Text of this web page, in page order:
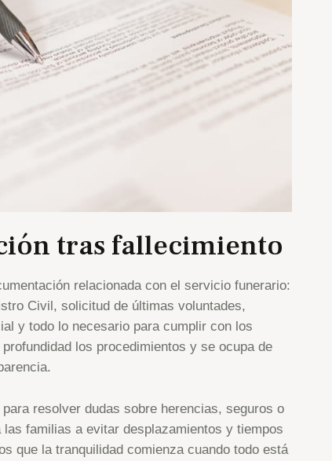
tras fallecimiento
relacionada con el servicio funerario:
Civil, solicitud de últimas voluntades,
y todo lo necesario para cumplir con los
los procedimientos y se ocupa de
resolver dudas sobre herencias, seguros o
familias a evitar desplazamientos y tiempos
que la tranquilidad comienza cuando todo está